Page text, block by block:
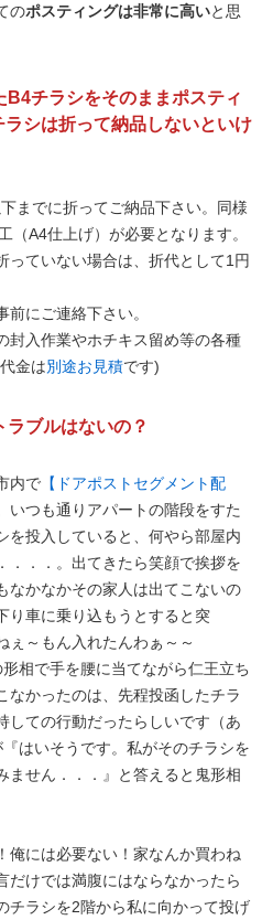
のポスティングは非常に高いと思
B4チラシをそのままポスティ
シは折って納品しないといけ
までに折ってご納品下さい。同様
（A4仕上げ）が必要となります。
っていない場合は、折代として1円
にご連絡下さい。
封入作業やホチキス留め等の各種
金は別途お見積です)
ブルはないの？
内で【ドアポストセグメント配
いつも通りアパートの階段をすた
を投入していると、何やら部屋内
．．．。出てきたら笑顔で挨拶を
なかなかその家人は出てこないの
り車に乗り込もうとすると突
～もん入れたんわぁ～～
相で手を腰に当てながら仁王立ち
なかったのは、先程投函したチラ
しての行動だったらしいです（あ
はいそうです。私がそのチラシを
ません．．．』と答えると鬼形相
俺には必要ない！家なんか買わね
だけでは満腹にはならなかったら
チラシを2階から私に向かって投げ